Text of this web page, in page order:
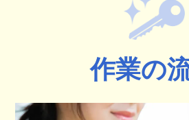
作業の